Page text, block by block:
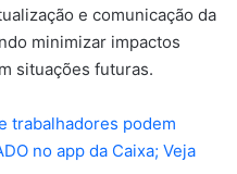
e comunicação da
minimizar impactos
situações futuras.
trabalhadores podem
no app da Caixa; Veja